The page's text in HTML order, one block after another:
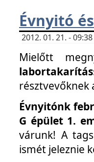
Évnyitó
2012. 01. 21. -
Mielőtt
labortakarítás
résztvevőknek
Évnyitónk
G épület 1.
várunk! A
ismét jeleznie